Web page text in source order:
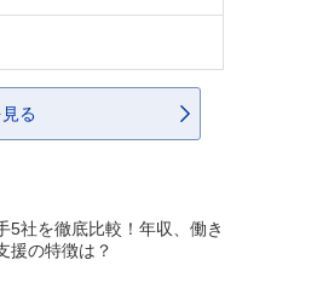
る
5社を徹底比較！年収、働き
援の特徴は？